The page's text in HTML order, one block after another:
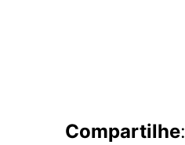
Compartilhe: